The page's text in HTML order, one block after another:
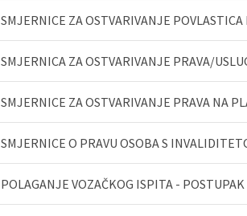
SMJERNICE ZA OSTVARIVANJE
POLAGANJE VOZAČKOG ISPITA -